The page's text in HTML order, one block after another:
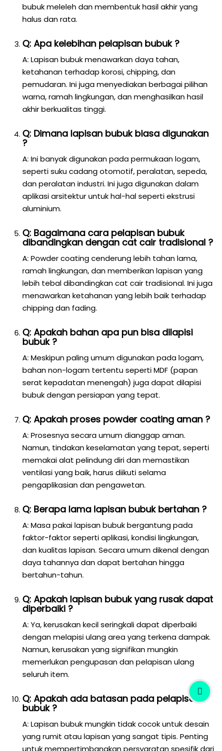
bubuk meleleh dan membentuk hasil akhir yang
halus dan rata.
Q: Apa kelebihan pelapisan bubuk ?
A: Lapisan bubuk menawarkan daya tahan,
ketahanan terhadap korosi, chipping, dan
pemudaran. Ini juga menyediakan berbagai pilihan
warna, ramah lingkungan, dan menghasilkan hasil
akhir berkualitas tinggi.
Q: Dimana lapisan bubuk biasa digunakan
?
A: Ini banyak digunakan pada permukaan logam,
seperti suku cadang otomotif, peralatan, sepeda,
dan peralatan industri. Ini juga digunakan dalam
aplikasi arsitektur untuk hal-hal seperti ekstrusi
aluminium.
Q: Bagaimana cara pelapisan bubuk
dibandingkan dengan cat cair tradisional ?
A: Powder coating cenderung lebih tahan lama,
ramah lingkungan, dan memberikan lapisan yang
lebih tebal dibandingkan cat cair tradisional. Ini juga
menawarkan ketahanan yang lebih baik terhadap
chipping dan fading.
Q: Apakah bahan apa pun bisa dilapisi
bubuk ?
A: Meskipun paling umum digunakan pada logam,
bahan non-logam tertentu seperti MDF (papan
serat kepadatan menengah) juga dapat dilapisi
bubuk dengan persiapan yang tepat.
Q: Apakah proses powder coating aman ?
A: Prosesnya secara umum dianggap aman.
Namun, tindakan keselamatan yang tepat, seperti
memakai alat pelindung diri dan memastikan
ventilasi yang baik, harus diikuti selama
pengaplikasian dan pengawetan.
Q: Berapa lama lapisan bubuk bertahan ?
A: Masa pakai lapisan bubuk bergantung pada
faktor-faktor seperti aplikasi, kondisi lingkungan,
dan kualitas lapisan. Secara umum dikenal dengan
daya tahannya dan dapat bertahan hingga
bertahun-tahun.
Q: Apakah lapisan bubuk yang rusak dapat
diperbaiki ?
A: Ya, kerusakan kecil seringkali dapat diperbaiki
dengan melapisi ulang area yang terkena dampak.
Namun, kerusakan yang signifikan mungkin
memerlukan pengupasan dan pelapisan ulang
seluruh item.
Q: Apakah ada batasan pada pelapisan
bubuk ?
A: Lapisan bubuk mungkin tidak cocok untuk desain
yang rumit atau lapisan yang sangat tipis. Penting
untuk mempertimbangkan persyaratan spesifik dari